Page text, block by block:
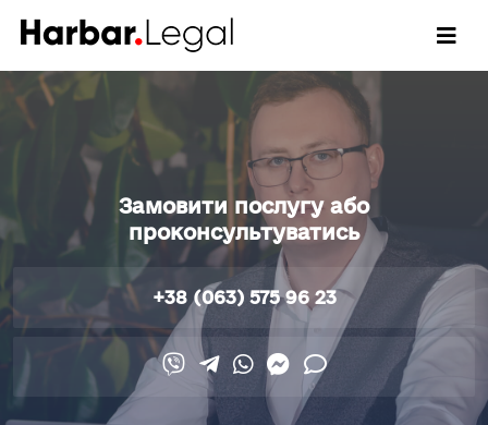
Замовити послугу або
проконсультуватись
+38 (063) 575 96 23